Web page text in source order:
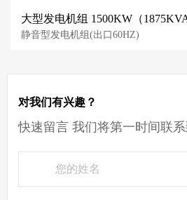
静音型发电机组(出口60HZ)
对我们有兴趣？
快速留言 我们将第一时间联